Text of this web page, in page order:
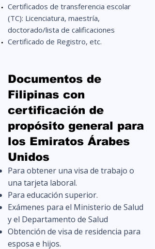
Documentos de
Filipinas con
certificación de
propósito general para
los Emiratos Árabes
Unidos
Para obtener una visa de trabajo o
una tarjeta laboral.
Para educación superior.
Exámenes para el Ministerio de Salud
y el Departamento de Salud
Obtención de visa de residencia para
esposa e hijos.
Certificados de transferencia escolar
(TC): Licenciatura, maestría,
doctorado/lista de calificaciones
Certificado de Registro, etc.